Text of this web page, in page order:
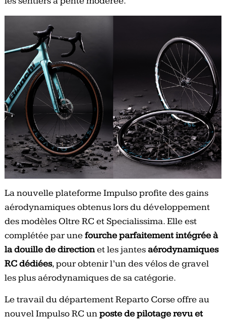
La nouvelle plateforme Impulso profite des gains
aérodynamiques obtenus lors du développement
des modèles Oltre RC et Specialissima. Elle est
complétée par unefourche parfaitement intégrée à
la douille de directionet les jantesaérodynamiques
RC dédiées, pour obtenir l’un des vélos de gravel
les plus aérodynamiques de sa catégorie.
Le travail du département Reparto Corse offre au
nouvel Impulso RC unposte de pilotage revu et